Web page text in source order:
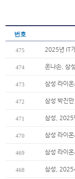
번호
475 2025년 IT
474 온나손, 삼
473 삼성 라이
472 삼성 박진
471 삼성, 2025
470 삼성 라이
469 삼성 라이
468 삼성, 2025